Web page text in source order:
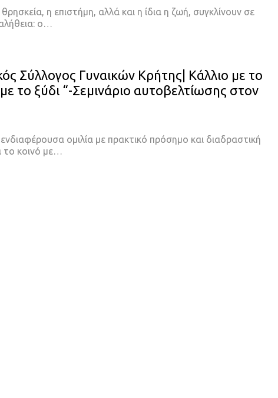
η επιστήμη, αλλά και η ίδια η ζωή, συγκλίνουν σε
ο…
Σύλλογος Γυναικών Κρήτης| Κάλλιο με το
το ξύδι “-Σεμινάριο αυτοβελτίωσης στον
ομιλία με πρακτικό πρόσημο και διαδραστική
το κοινό με…